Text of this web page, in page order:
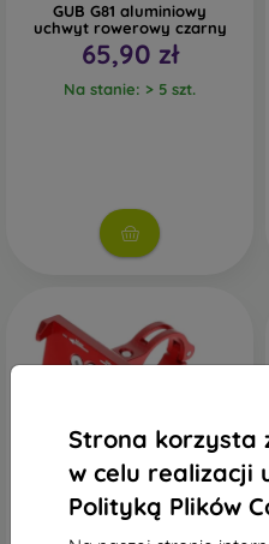
Strona korzysta
w celu realizacji
Polityką Plików
GUB G81 aluminiowy
uchwyt rowerowy czarny
65,90 zł
Na stanie: > 5 szt.